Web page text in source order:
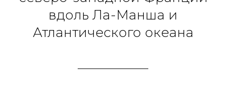
вдоль Ла-Манша и
Атлантического океана